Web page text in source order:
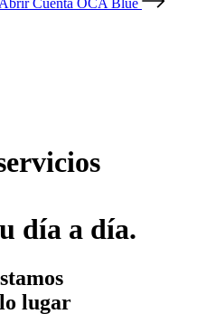
Abrir Cuenta OCA Blue
día a día.
lugar